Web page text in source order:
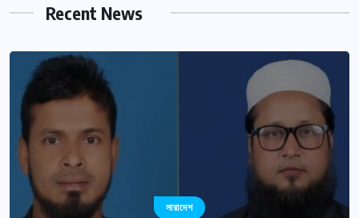
Recent News
সারাদেশ